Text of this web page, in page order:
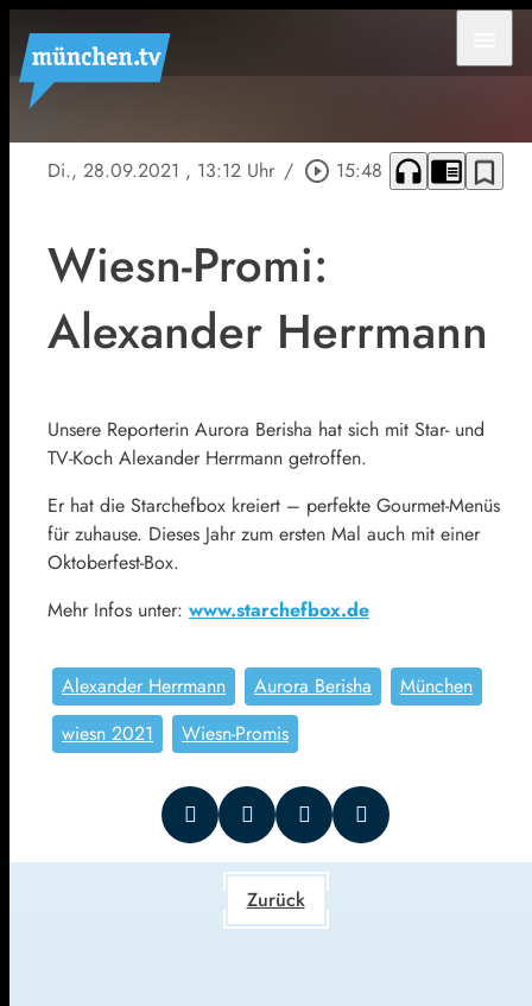
Di., 28.09.2021 , 13:12 Uhr / play_circle_outline 15:48 headphones chrome_reader_mode bookmark_border
Wiesn-Promi:
Alexander Herrmann
Unsere Reporterin Aurora Berisha hat sich mit Star- und
TV-Koch Alexander Herrmann getroffen.
Er hat die Starchefbox kreiert – perfekte Gourmet-Menüs
für zuhause. Dieses Jahr zum ersten Mal auch mit einer
Oktoberfest-Box.
Mehr Infos unter: www.starchefbox.de
Alexander Herrmann Aurora Berisha
München
wiesn 2021
Wiesn-Promis
Zurück